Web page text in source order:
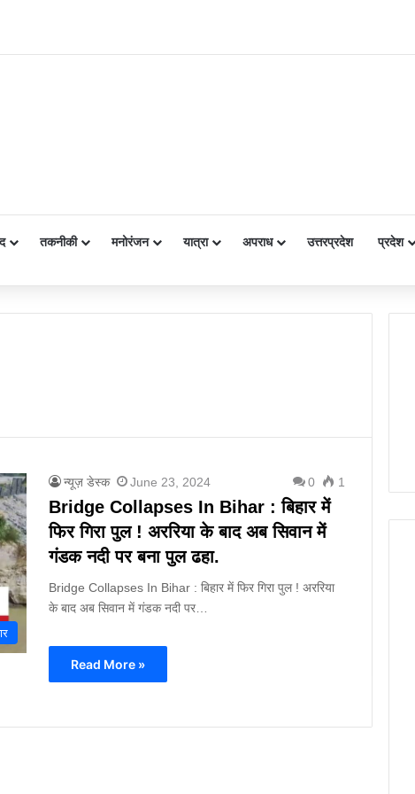
तकनीकी मनोरंजन यात्रा अपराध उत्तरप्रदेश प्रदेश
न्यूज़ डेस्क June 23, 2024 0 1
Bridge Collapses In Bihar : बिहार में
फिर गिरा पुल ! अररिया के बाद अब सिवान में
गंडक नदी पर बना पुल ढहा.
Bridge Collapses In Bihar : बिहार में फिर गिरा पुल ! अररिया
के बाद अब सिवान में गंडक नदी पर…
Read More »